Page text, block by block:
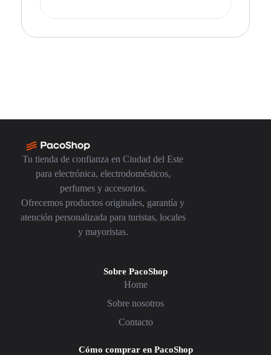
Tu tienda de confianza en Ciudad del Este
para electrónica, electrodomésticos,
perfumes y accesorios.
Ofrecemos productos originales, garantía y
atención personalizada para turistas, locales
y mayoristas.
Sobre PacoShop
Home
Sobre nosotros
Contacto
Cómo comprar en PacoShop